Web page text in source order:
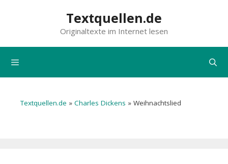
Textquellen.de
Originaltexte im Internet lesen
Textquellen.de » Charles Dickens » Weihnachtslied